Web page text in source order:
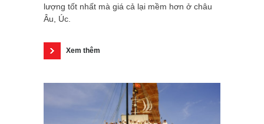
lượng tốt nhất mà giá cả lại mềm hơn ở châu
Âu, Úc.
Xem thêm